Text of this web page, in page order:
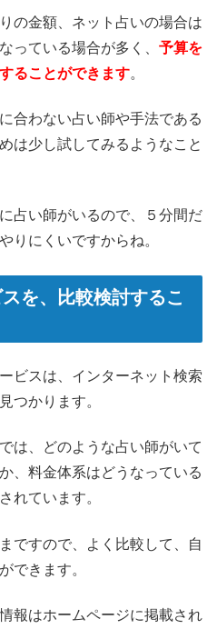
の金額、ネット占いの場合は
っている場合が多く、 予算を
ることができます。
合わない占い師や手法である
は少し試してみるようなこと
占い師がいるので、５分間だ
りにくいですからね。
を、比較検討するこ
ビスは、インターネット検索
つかります。
は、どのような占い師がいて
、料金体系はどうなっている
れています。
ですので、よく比較して、自
できます。
報はホームページに掲載され